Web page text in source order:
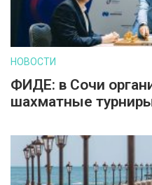
НОВОСТИ
ФИДЕ: в Сочи
шахматные